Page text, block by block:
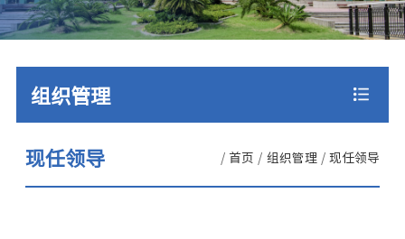
组织管理
/ 首页 / 组织管理 / 现任领导
现任领导